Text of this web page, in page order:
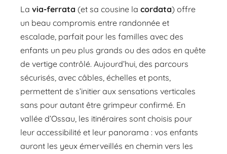
Lavia-ferrata (et sa cousine lacordata) offre
un beau compromis entre randonnée et
escalade, parfait pour les familles avec des
enfants un peu plus grands ou des ados en quête
de vertige contrôlé. Aujourd’hui, des parcours
sécurisés, avec câbles, échelles et ponts,
permettent de s’initier aux sensations verticales
sans pour autant être grimpeur confirmé. En
vallée d’Ossau, les itinéraires sont choisis pour
leur accessibilité et leur panorama : vos enfants
auront les yeux émerveillés en chemin vers les